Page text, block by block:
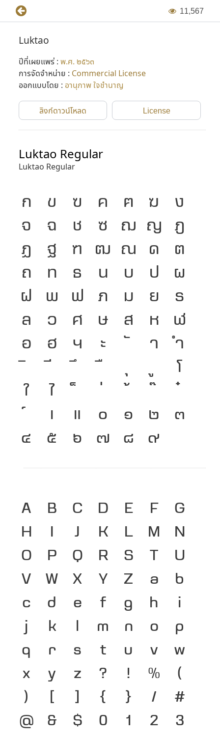
11,567
Luktao
ปีที่เผยแพร่ : พ.ศ. ๒๕๖๓
การจัดจำหน่าย : Commercial License
ออกแบบโดย : อานุภาพ ใจชำนาญ
ลิงก์ดาวน์โหลด License
Luktao Regular
Luktao Regular
ก ข ฃ ค ฅ ฆ
ง
จ
ฉ ช ซ ฌ ญ
ฎ
ฏ
ฐ ฑ ฒ ณ ด
ต
ถ
ท ธ น บ ป
ผ
ฝ
พ ฟ ภ ม ย
ร
ล
ว ศ ษ ส ห
ฬ
อ
ฮ ฯ ะ า
ำ
โ
ใ
ไ
เ
แ ๐ ๑ ๒
๓
๔
๕ ๖ ๗ ๘ ๙
A B C D E F
G
H
I J K L M
N
O
P Q R S T
U
V
W X Y Z a
b
c
d e f g h
i
j
k l m n o
p
q
r s t u v
w
x
y z ? ! %
(
)
[ ] { } /
#
@
& $ 0 1 2
3